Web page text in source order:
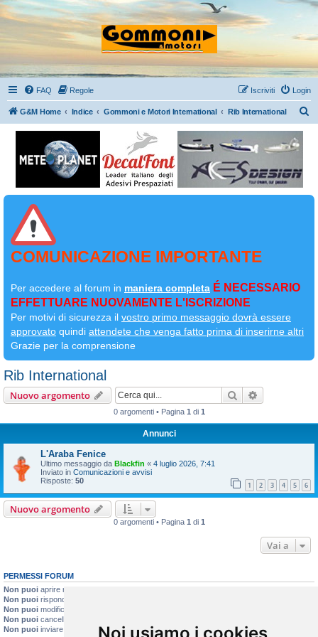
FAQ Regole Login
Iscriviti
G&M Home Indice Gommoni e Motori International Rib International
COMUNICAZIONE IMPORTANTE
Per accedere al forum in maniera completa É NECESSARIO
EFFETTUARE NUOVAMENTE L'ISCRIZIONE
Per motivi di sicurezza il vostro primo messaggio dovrà essere
approvato quindi attendete che venga fatto prima di inserirne altri
Grazie per la comprensione
Rib International
Nuovo argomento Cerca
0 argomenti • Pagina 1 di 1
Annunci
L'Araba Fenice
Ultimo messaggio da Blackfin « 4 luglio 2026, 7:41
Inviato in Comunicazioni e avvisi
Risposte: 50 1 2 3 4 5 6
Nuovo argomento
0 argomenti • Pagina 1 di 1
Vai a
PERMESSI FORUM
Non puoi aprire nuovi argomenti
Non puoi rispondere negli argomenti
Non puoi modificare i tuoi messaggi
Non puoi cancellare i tuoi messaggi
Non puoi inviare allegati